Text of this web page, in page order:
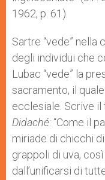
1962, p. 61).
Sartre “vede”
degli individui che
Lubac “vede” la
sacramento, il
ecclesiale. Scrive
Didaché: “Come il
miriade di chicchi
grappoli di uva,
dall’unificarsi di